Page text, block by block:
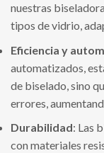
nuestras
tipos de vidrio,
Eficiencia y
automatizados,
de biselado, sino
errores,
Durabilidad: Las
con materiales